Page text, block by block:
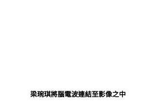
梁琬琪將腦電波連結至影像之中